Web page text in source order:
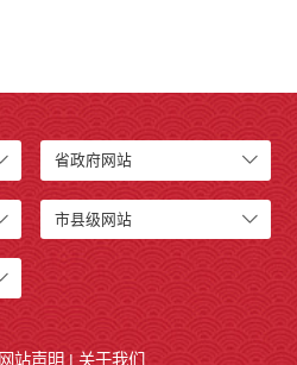
省政府网站
市县级网站
网站声明 | 关于我们